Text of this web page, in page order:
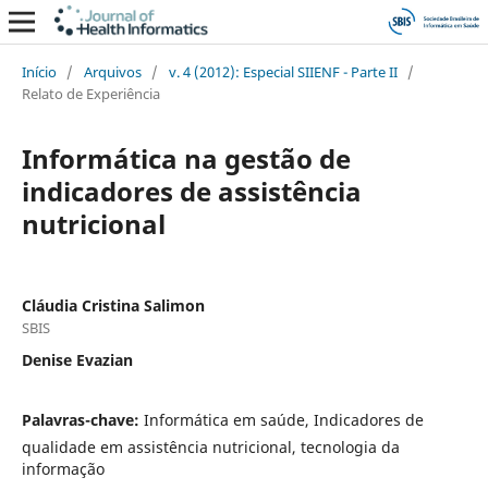
Início / Arquivos / v. 4 (2012): Especial SIIENF - Parte II /
Relato de Experiência
Informática na gestão de
indicadores de assistência
nutricional
Cláudia Cristina Salimon
SBIS
Denise Evazian
Palavras-chave: Informática em saúde, Indicadores de
qualidade em assistência nutricional, tecnologia da
informação